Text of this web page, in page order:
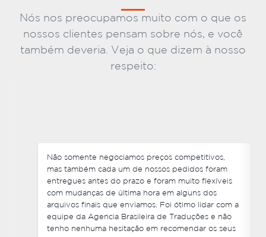
Nós nos preocupamos muito com o que os
nossos clientes pensam sobre nós, e você
também deveria. Veja o que dizem à nosso
respeito:
Não somente negociamos preços competitivos,
mas também cada um de nossos pedidos foram
entregues antes do prazo e foram muito flexíveis
com mudanças de última hora em alguns dos
arquivos finais que enviamos. Foi ótimo lidar com a
equipe da Agencia Brasileira de Traduções e não
tenho nenhuma hesitação em recomendar os seus